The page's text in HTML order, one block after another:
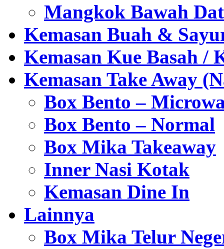
Mangkok Bawah
Kemasan Buah &
Kemasan Kue Basah /
Kemasan Take Away
Box Bento –
Box Bento – Normal
Box Mika Takeaway
Inner Nasi Kotak
Kemasan Dine In
Lainnya
Box Mika Telur